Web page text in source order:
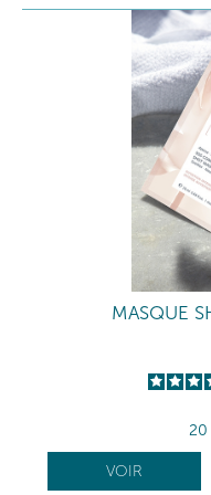
MASQUE
20
VOIR